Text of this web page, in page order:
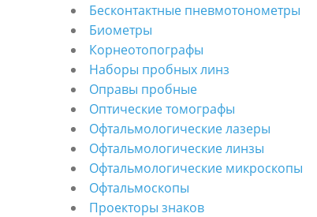
Бесконтактные пневмотонометры
Биометры
Корнеотопографы
Наборы пробных линз
Оправы пробные
Оптические томографы
Офтальмологические лазеры
Офтальмологические линзы
Офтальмологические микроскопы
Офтальмоскопы
Проекторы знаков